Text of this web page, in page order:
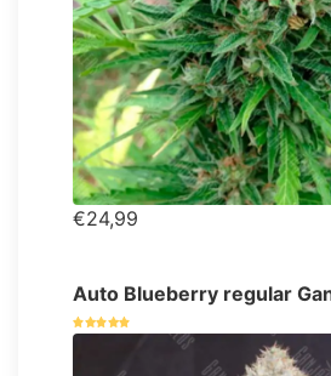
€24,99
Auto Blueberry regular